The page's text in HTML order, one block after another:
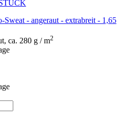
Sweat - angeraut - extrabreit - 1,65
ca. 280 g / m2